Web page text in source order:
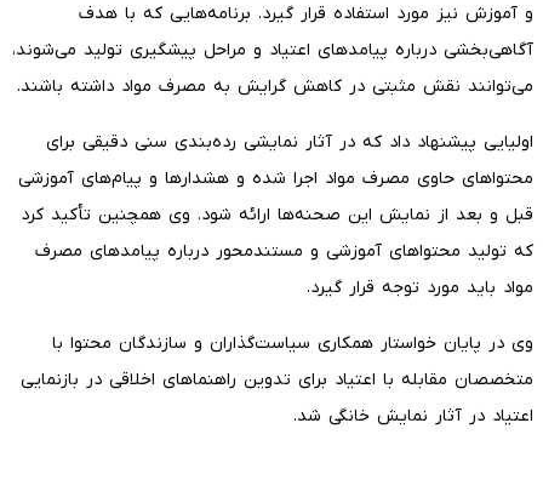
و آموزش نیز مورد استفاده قرار گیرد. برنامه‌هایی که با هدف
آگاهی‌بخشی درباره پیامدهای اعتیاد و مراحل پیشگیری تولید می‌شوند،
می‌توانند نقش مثبتی در کاهش گرایش به مصرف مواد داشته باشند.
اولیایی پیشنهاد داد که در آثار نمایشی رده‌بندی سنی دقیقی برای
محتواهای حاوی مصرف مواد اجرا شده و هشدارها و پیام‌های آموزشی
قبل و بعد از نمایش این صحنه‌ها ارائه شود. وی همچنین تأکید کرد
که تولید محتواهای آموزشی و مستندمحور درباره پیامدهای مصرف
مواد باید مورد توجه قرار گیرد.
وی در پایان خواستار همکاری سیاست‌گذاران و سازندگان محتوا با
متخصصان مقابله با اعتیاد برای تدوین راهنماهای اخلاقی در بازنمایی
اعتیاد در آثار نمایش خانگی شد.